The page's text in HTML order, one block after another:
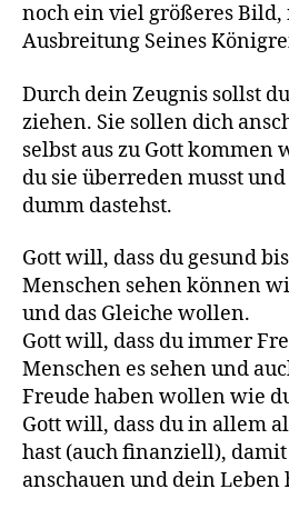
noch ein viel größeres
Ausbreitung Seines
Durch dein Zeugnis sollst
ziehen. Sie sollen dich
selbst aus zu Gott kommen
du sie überreden musst
dumm dastehst.
Gott will, dass du gesund
Menschen sehen können
und das Gleiche wollen.
Gott will, dass du immer
Menschen es sehen und
Freude haben wollen wie
Gott will, dass du in allem
hast (auch finanziell),
anschauen und dein